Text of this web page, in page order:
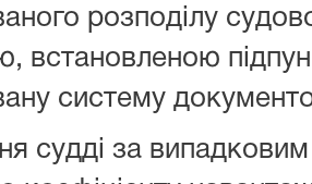
розподілу
встановленою
систему
судді за